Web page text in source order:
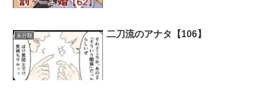
未分類 二刀流のアナタ【106】